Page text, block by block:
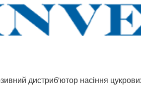
дистриб'ютор насіння